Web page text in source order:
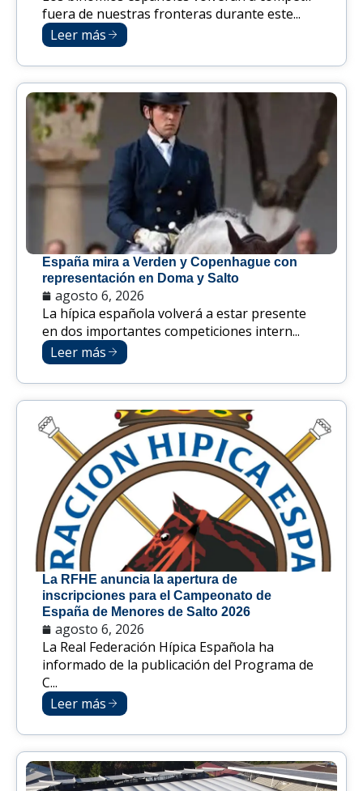
fuera de nuestras fronteras durante este...
Leer más
España mira a Verden y Copenhague con
representación en Doma y Salto
agosto 6, 2026
La hípica española volverá a estar presente
en dos importantes competiciones intern...
Leer más
La RFHE anuncia la apertura de
inscripciones para el Campeonato de
España de Menores de Salto 2026
agosto 6, 2026
La Real Federación Hípica Española ha
informado de la publicación del Programa de
C...
Leer más